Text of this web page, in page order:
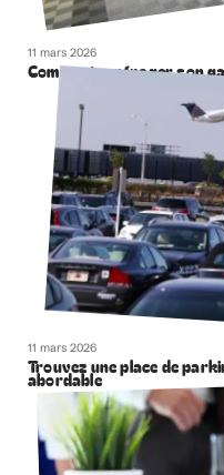
11 mars 2026
Comment aménager son
11 mars 2026
Trouvez une place de
abordable